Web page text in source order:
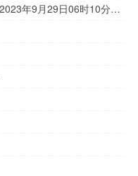
2023-09-29 06:13： 【站口关闭】2023年9月29日06时10分，G5京昆高速绵广绵阳段：绵阳南站至科学城站入口广元方向，因主线车流量大收费站临时封闭。 ​​​